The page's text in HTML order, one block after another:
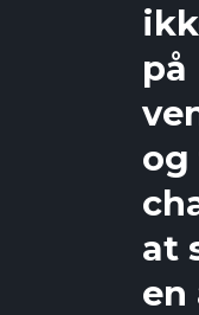
på
og
at
en